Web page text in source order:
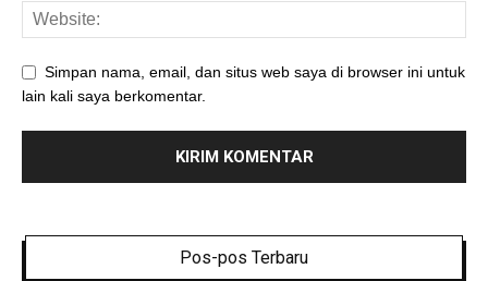
Simpan nama, email, dan situs web saya di browser ini untuk
lain kali saya berkomentar.
Pos-pos Terbaru